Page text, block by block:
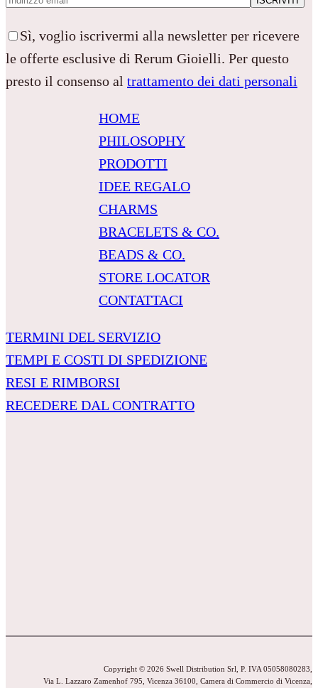
Sì, voglio iscrivermi alla newsletter per ricevere
le offerte esclusive di Rerum Gioielli. Per questo
presto il consenso al trattamento dei dati personali
HOME
PHILOSOPHY
PRODOTTI
IDEE REGALO
CHARMS
BRACELETS & CO.
BEADS & CO.
STORE LOCATOR
CONTATTACI
TERMINI DEL SERVIZIO
TEMPI E COSTI DI SPEDIZIONE
RESI E RIMBORSI
RECEDERE DAL CONTRATTO
Copyright © 2026 Swell Distribution Srl, P. IVA 05058080283,
Via L. Lazzaro Zamenhof 795, Vicenza 36100, Camera di Commercio di Vicenza,